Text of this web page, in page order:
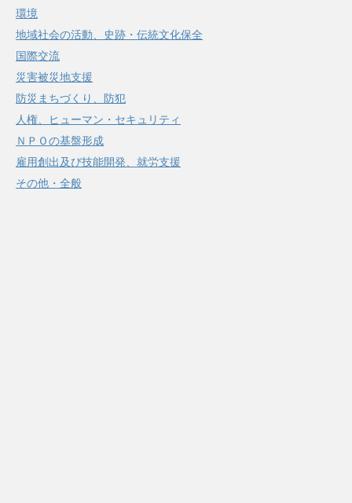
環境
地域社会の活動、史跡・伝統文化保全
国際交流
災害被災地支援
防災まちづくり、防犯
人権、ヒューマン・セキュリティ
ＮＰＯの基盤形成
雇用創出及び技能開発、就労支援
その他・全般